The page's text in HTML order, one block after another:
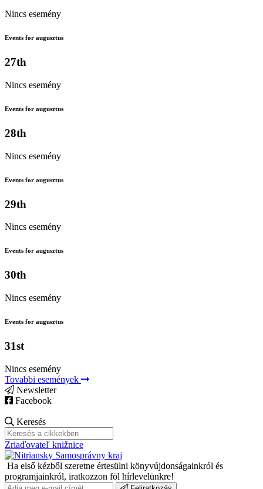
Nincs esemény
Events for augusztus
27th
Nincs esemény
Events for augusztus
28th
Nincs esemény
Events for augusztus
29th
Nincs esemény
Events for augusztus
30th
Nincs esemény
Events for augusztus
31st
Nincs esemény
Tovabbi események
Newsletter
Facebook
Keresés
Zriaďovateľ knižnice
Ha első kézből szeretne értesülni könyvújdonságainkról és
programjainkról, iratkozzon föl hírlevelünkre!